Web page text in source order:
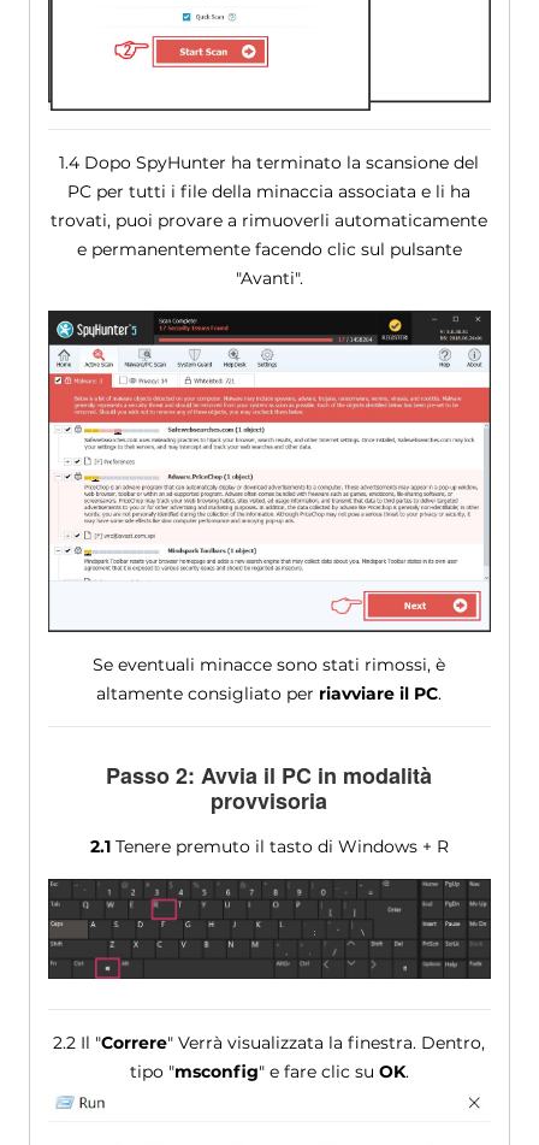
1.4 Dopo SpyHunter ha terminato la scansione del
PC per tutti i file della minaccia associata e li ha
trovati, puoi provare a rimuoverli automaticamente
e permanentemente facendo clic sul pulsante
"Avanti".
Se eventuali minacce sono stati rimossi, è
altamente consigliato per riavviare il PC.
Passo 2: Avvia il PC in modalità
provvisoria
2.1Tenere premuto il tasto di Windows + R
2.2 Il "Correre" Verrà visualizzata la finestra. Dentro,
tipo "msconfig" e fare clic su OK.